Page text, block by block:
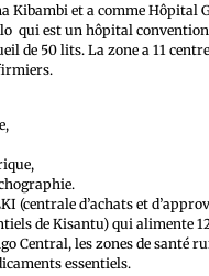
Kibambi et a comme Hôpital
qui est un hôpital
de 50 lits. La zone a 11
(centrale d’achats et
de Kisantu) qui alimente
Central, les zones de santé
essentiels.